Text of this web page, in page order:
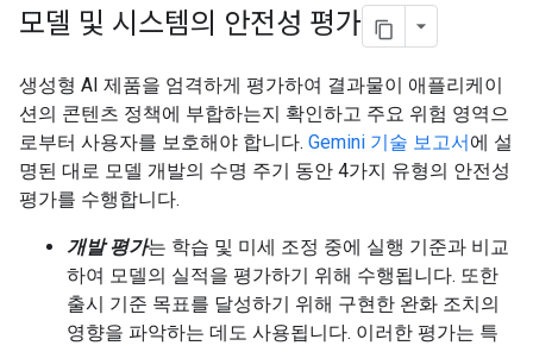
모델 및 시스템의 안전성 평가
생성형 AI 제품을 엄격하게 평가하여 결과물이 애플리케이
션의 콘텐츠 정책에 부합하는지 확인하고 주요 위험 영역으
로부터 사용자를 보호해야 합니다. Gemini 기술 보고서에 설
명된 대로 모델 개발의 수명 주기 동안 4가지 유형의 안전성
평가를 수행합니다.
개발 평가는 학습 및 미세 조정 중에 실행 기준과 비교
하여 모델의 실적을 평가하기 위해 수행됩니다. 또한
출시 기준 목표를 달성하기 위해 구현한 완화 조치의
영향을 파악하는 데도 사용됩니다. 이러한 평가는 특